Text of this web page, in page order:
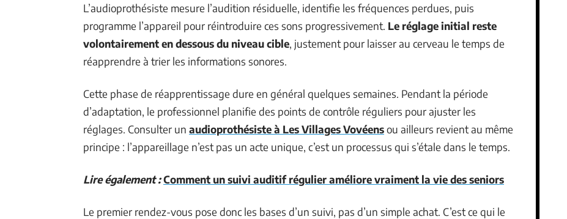
L’audioprothésiste mesure l’audition résiduelle, identifie les fréquences perdues, puis
programme l’appareil pour réintroduire ces sons progressivement. Le réglage initial reste
volontairement en dessous du niveau cible, justement pour laisser au cerveau le temps de
réapprendre à trier les informations sonores.
Cette phase de réapprentissage dure en général quelques semaines. Pendant la période
d’adaptation, le professionnel planifie des points de contrôle réguliers pour ajuster les
réglages. Consulter un audioprothésiste à Les Villages Vovéensou ailleurs revient au même
principe : l’appareillage n’est pas un acte unique, c’est un processus qui s’étale dans le temps.
Lire également :Comment un suivi auditif régulier améliore vraiment la vie des seniors
Le premier rendez-vous pose donc les bases d’un suivi, pas d’un simple achat. C’est ce qui le